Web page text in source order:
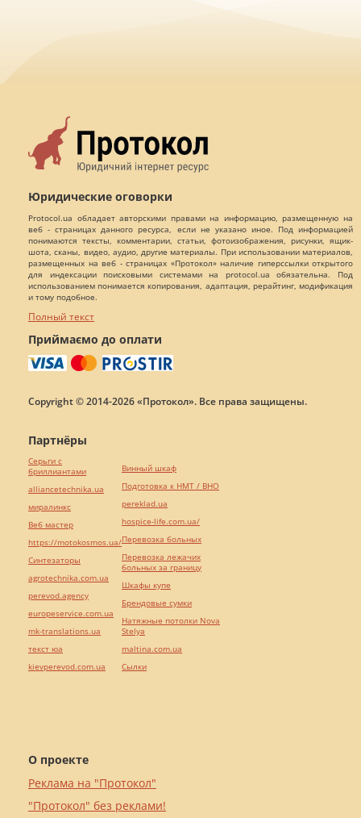
Юридические оговорки
Protocol.ua обладает авторскими правами на информацию, размещенную на
веб - страницах данного ресурса, если не указано иное. Под информацией
понимаются тексты, комментарии, статьи, фотоизображения, рисунки, ящик-
шота, сканы, видео, аудио, другие материалы. При использовании материалов,
размещенных на веб - страницах «Протокол» наличие гиперссылки открытого
для индексации поисковыми системами на protocol.ua обязательна. Под
использованием понимается копирования, адаптация, рерайтинг, модификация
и тому подобное.
Полный текст
Приймаємо до оплати
Copyright © 2014-2026 «Протокол». Все права защищены.
О проекте
Реклама на "Протокол"
"Протокол" без реклами!
Партнёры
Серьги с
бриллиантами
alliancetechnika.ua
миралинкс
Веб мастер
https://motokosmos.ua/
Синтезаторы
agrotechnika.com.ua
perevod.agency
europeservice.com.ua
mk-translations.ua
текст юа
kievperevod.com.ua
Винный шкаф
Подготовка к НМТ / ВНО
pereklad.ua
hospice-life.com.ua/
Перевозка больных
Перевозка лежачих
больных за границу
Шкафы купе
Брендовые сумки
Натяжные потолки Nova
Stelya
maltina.com.ua
Cылки